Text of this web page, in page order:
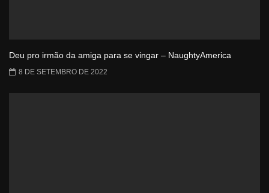
Deu pro irmão da amiga para se vingar – NaughtyAmerica
8 DE SETEMBRO DE 2022